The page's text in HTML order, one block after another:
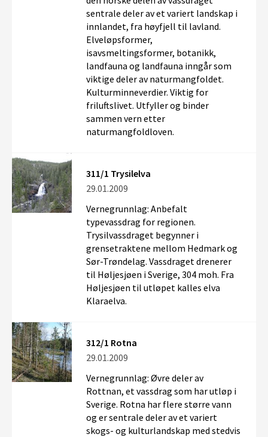
sentrale deler av et variert landskap i
innlandet, fra høyfjell til lavland.
Elveløpsformer,
isavsmeltingsformer, botanikk,
landfauna og landfauna inngår som
viktige deler av naturmangfoldet.
Kulturminneverdier. Viktig for
friluftslivet. Utfyller og binder
sammen vern etter
naturmangfoldloven.
311/1 Trysilelva
29.01.2009
Vernegrunnlag: Anbefalt
typevassdrag for regionen.
Trysilvassdraget begynner i
grensetraktene mellom Hedmark og
Sør-Trøndelag. Vassdraget drenerer
til Høljesjøen i Sverige, 304 moh. Fra
Høljesjøen til utløpet kalles elva
Klaraelva.
312/1 Rotna
29.01.2009
Vernegrunnlag: Øvre deler av
Rottnan, et vassdrag som har utløp i
Sverige. Rotna har flere større vann
og er sentrale deler av et variert
skogs- og kulturlandskap med stedvis